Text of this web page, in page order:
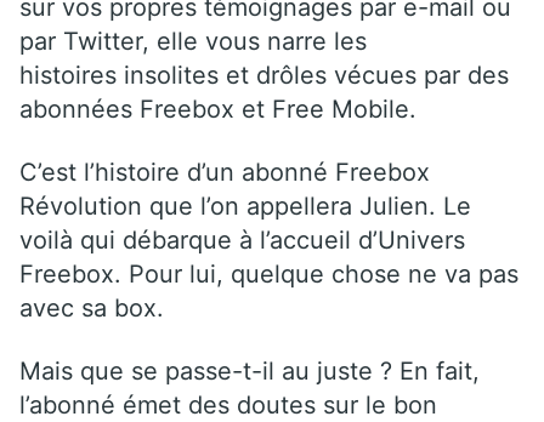
sur vos propres témoignages par e-mail ou
par Twitter, elle vous narre les
histoires insolites et drôles vécues par des
abonnées Freebox et Free Mobile.
C’est l’histoire d’un abonné Freebox
Révolution que l’on appellera Julien. Le
voilà qui débarque à l’accueil d’Univers
Freebox. Pour lui, quelque chose ne va pas
avec sa box.
Mais que se passe-t-il au juste ? En fait,
l’abonné émet des doutes sur le bon